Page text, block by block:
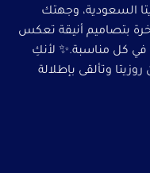
السعودية، وجهتك
بتصاميم أنيقة تعكس
في كل مناسبة.✨ لأنكِ
وتألقى بإطلالة